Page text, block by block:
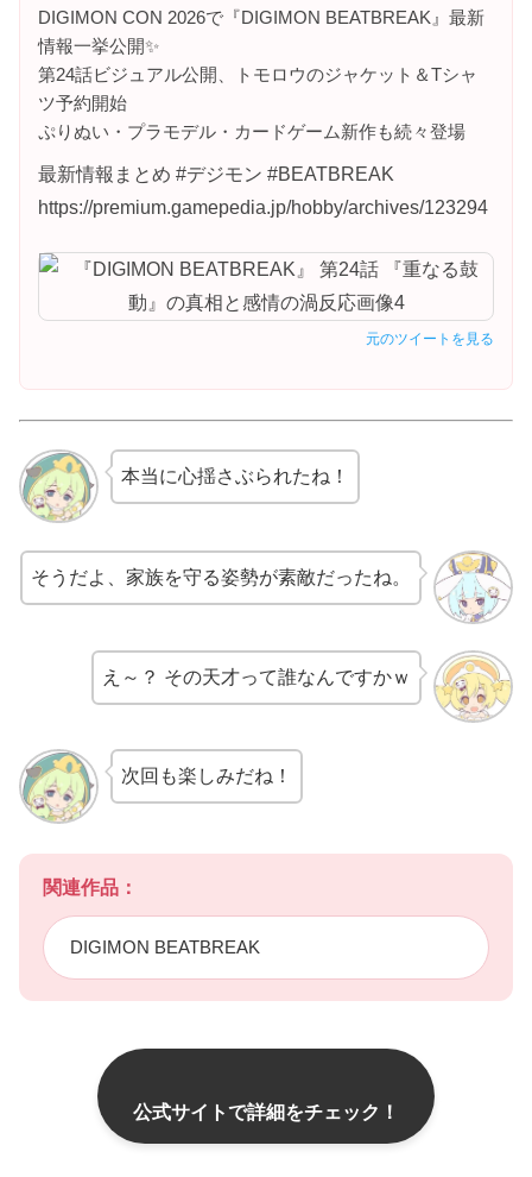
DIGIMON CON 2026で『DIGIMON BEATBREAK』最新
情報一挙公開✨
第24話ビジュアル公開、トモロウのジャケット＆Tシャ
ツ予約開始
ぷりぬい・プラモデル・カードゲーム新作も続々登場
最新情報まとめ #デジモン #BEATBREAK
https://premium.gamepedia.jp/hobby/archives/123294
元のツイートを見る
本当に心揺さぶられたね！
そうだよ、家族を守る姿勢が素敵だったね。
え～？ その天才って誰なんですかｗ
次回も楽しみだね！
関連作品：
DIGIMON BEATBREAK
公式サイトで詳細をチェック！